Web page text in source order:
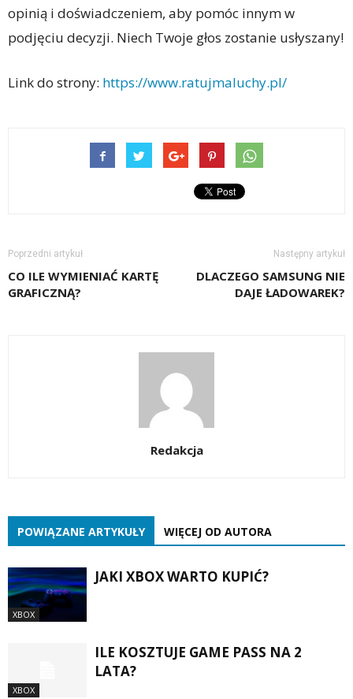
opinią i doświadczeniem, aby pomóc innym w
podjęciu decyzji. Niech Twoje głos zostanie usłyszany!
Link do strony: https://www.ratujmaluchy.pl/
Poprzedni artykuł
CO ILE WYMIENIAĆ KARTĘ
GRAFICZNĄ?
Następny artykuł
DLACZEGO SAMSUNG NIE
DAJE ŁADOWAREK?
Redakcja
POWIĄZANE ARTYKUŁY WIĘCEJ OD AUTORA
XBOX
JAKI XBOX WARTO KUPIĆ?
XBOX
ILE KOSZTUJE GAME PASS NA 2
LATA?